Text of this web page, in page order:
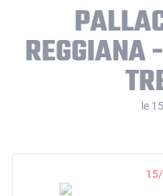
REGGIANA
le